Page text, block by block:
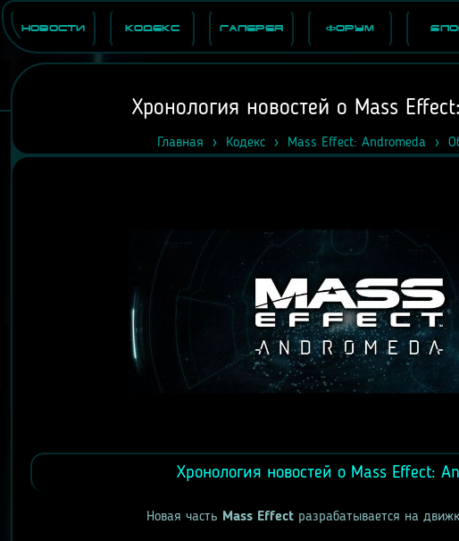
Новости Кодекс Галерея Форум
Главная Кодекс Mass Effect: Andromeda
Хронология новостей о Mass
Хронология новостей о Mass Effect:
Новая часть Mass Effectразрабатывается на